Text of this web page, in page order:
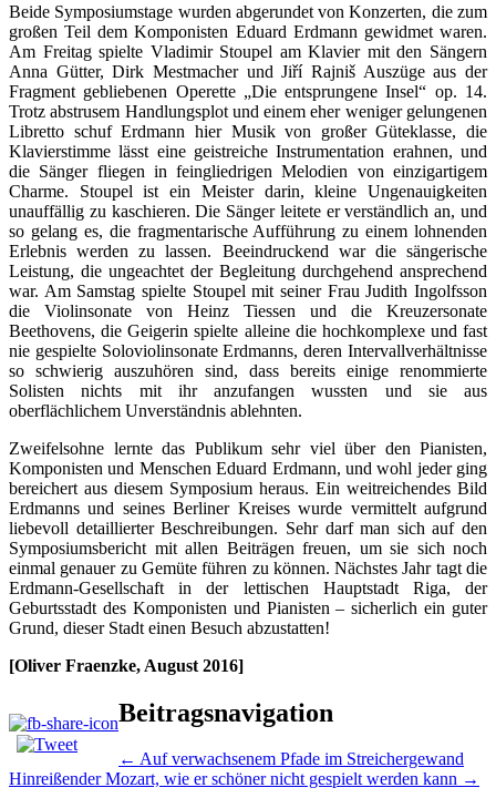
Beide Symposiumstage wurden abgerundet von Konzerten, die zum
großen Teil dem Komponisten Eduard Erdmann gewidmet waren.
Am Freitag spielte Vladimir Stoupel am Klavier mit den Sängern
Anna Gütter, Dirk Mestmacher und Jiří Rajniš Auszüge aus der
Fragment gebliebenen Operette „Die entsprungene Insel“ op. 14.
Trotz abstrusem Handlungsplot und einem eher weniger gelungenen
Libretto schuf Erdmann hier Musik von großer Güteklasse, die
Klavierstimme lässt eine geistreiche Instrumentation erahnen, und
die Sänger fliegen in feingliedrigen Melodien von einzigartigem
Charme. Stoupel ist ein Meister darin, kleine Ungenauigkeiten
unauffällig zu kaschieren. Die Sänger leitete er verständlich an, und
so gelang es, die fragmentarische Aufführung zu einem lohnenden
Erlebnis werden zu lassen. Beeindruckend war die sängerische
Leistung, die ungeachtet der Begleitung durchgehend ansprechend
war. Am Samstag spielte Stoupel mit seiner Frau Judith Ingolfsson
die Violinsonate von Heinz Tiessen und die Kreuzersonate
Beethovens, die Geigerin spielte alleine die hochkomplexe und fast
nie gespielte Soloviolinsonate Erdmanns, deren Intervallverhältnisse
so schwierig auszuhören sind, dass bereits einige renommierte
Solisten nichts mit ihr anzufangen wussten und sie aus
oberflächlichem Unverständnis ablehnten.
Zweifelsohne lernte das Publikum sehr viel über den Pianisten,
Komponisten und Menschen Eduard Erdmann, und wohl jeder ging
bereichert aus diesem Symposium heraus. Ein weitreichendes Bild
Erdmanns und seines Berliner Kreises wurde vermittelt aufgrund
liebevoll detaillierter Beschreibungen. Sehr darf man sich auf den
Symposiumsbericht mit allen Beiträgen freuen, um sie sich noch
einmal genauer zu Gemüte führen zu können. Nächstes Jahr tagt die
Erdmann-Gesellschaft in der lettischen Hauptstadt Riga, der
Geburtsstadt des Komponisten und Pianisten – sicherlich ein guter
Grund, dieser Stadt einen Besuch abzustatten!
[Oliver Fraenzke, August 2016]
Beitragsnavigation
← Auf verwachsenem Pfade im Streichergewand
Hinreißender Mozart, wie er schöner nicht gespielt werden kann →